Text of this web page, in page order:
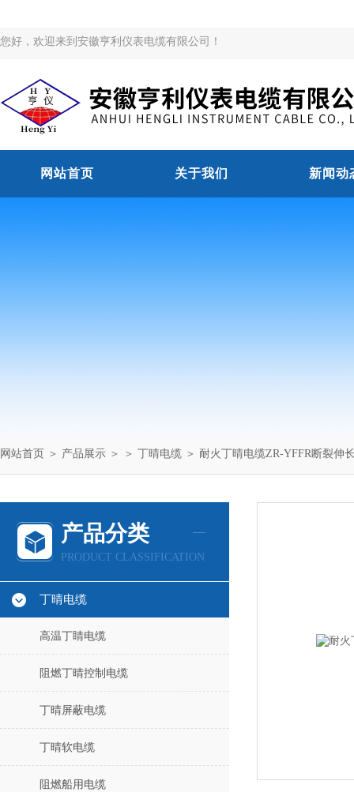
您好，欢迎来到安徽亨利仪表电缆有限公司！
网站首页 关于我们 新闻动
网站首页 ＞ 产品展示 ＞ ＞ 丁晴电缆 ＞ 耐火丁晴电缆ZR-YFFR断裂伸
产品分类
PRODUCT CLASSIFICATION
丁晴电缆
高温丁睛电缆
阻燃丁晴控制电缆
丁晴屏蔽电缆
丁晴软电缆
阻燃船用电缆